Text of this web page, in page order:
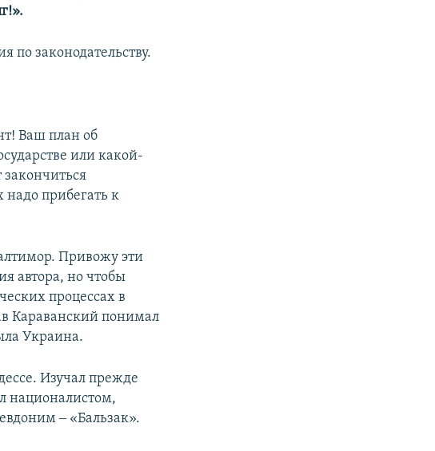
по законодательству.
Ваш план об
или какой-
прибегать к
Привожу эти
автора, но чтобы
процессах в
Караванский понимал
Украина.
Изучал прежде
националистом,
‒ «Бальзак».